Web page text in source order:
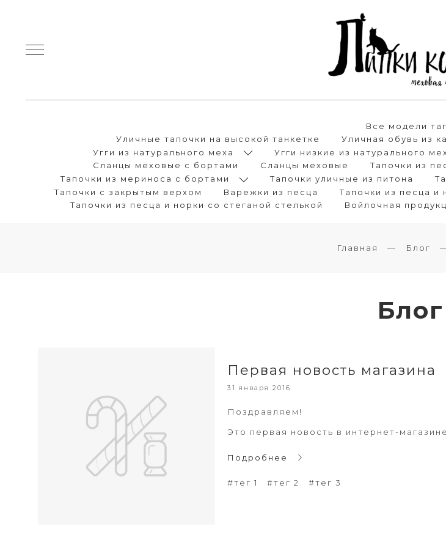
Все модели
Уличные тапочки на высокой танкетке
Уличная обувь из
Угги из натурального меха
Угги низкие из натурального
Сланцы меховые с бортами
Сланцы меховые Тапочки из
Тапочки из мериноса с бортами
Тапочки уличные из питона
Тапочки с закрытым верхом
Варежки из песца Тапочки из песца и
Тапочки из песца и норки со стеганой стелькой
Войлочная
Главная Блог
Блог
Первая новость магазина
31 января 2016
Поздравляем!
Это первая новость в интернет-магазине.
Подробнее
#тег 1 #тег 2 #тег 3